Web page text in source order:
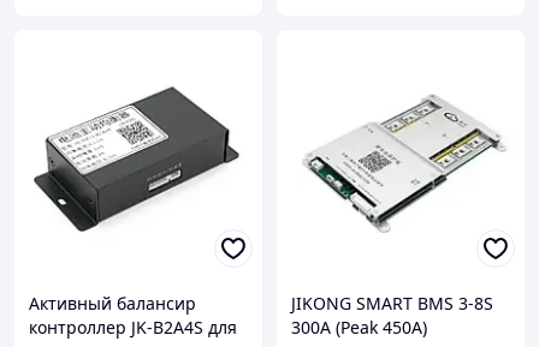
Активный балансир
контроллер JK-B2A4S для
JIKONG SMART BMS 3-8S
300A (Peak 450A)